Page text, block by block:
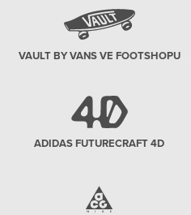
VAULT BY VANS VE FOOTSHOPU
ADIDAS FUTURECRAFT 4D